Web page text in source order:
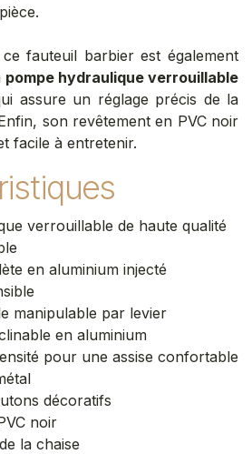
fauteuil barbier est également
pompe hydraulique verrouillable
assure un réglage précis de la
son revêtement en PVC noir
facile à entretenir.
verrouillable de haute qualité
en aluminium injecté
manipulable par levier
en aluminium
pour une assise confortable
décoratifs
noir
la chaise